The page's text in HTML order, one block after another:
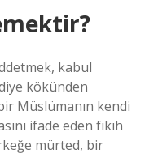
kabul
kökünden
Müslümanın kendi
ifade eden fıkıh
mürted, bir